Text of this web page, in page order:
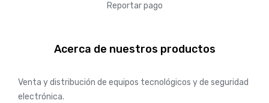
Reportar pago
Acerca de nuestros productos
Venta y distribución de equipos tecnológicos y de seguridad
electrónica.